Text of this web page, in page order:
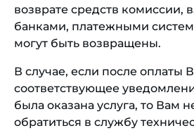
возврате средств комиссии,
банками, платежными
могут быть возвращены.
В случае, если после оплаты
соответствующее
была оказана услуга, то Вам
обратиться в службу